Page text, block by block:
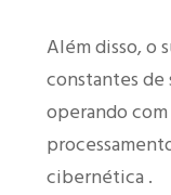
Além disso, o
constantes de
operando
cibernética .